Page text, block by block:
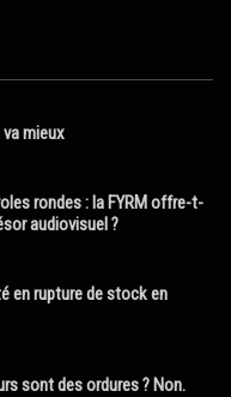
mieux
rondes : la FYRM offre-t-
audiovisuel ?
en rupture de stock en
sont des ordures ? Non.